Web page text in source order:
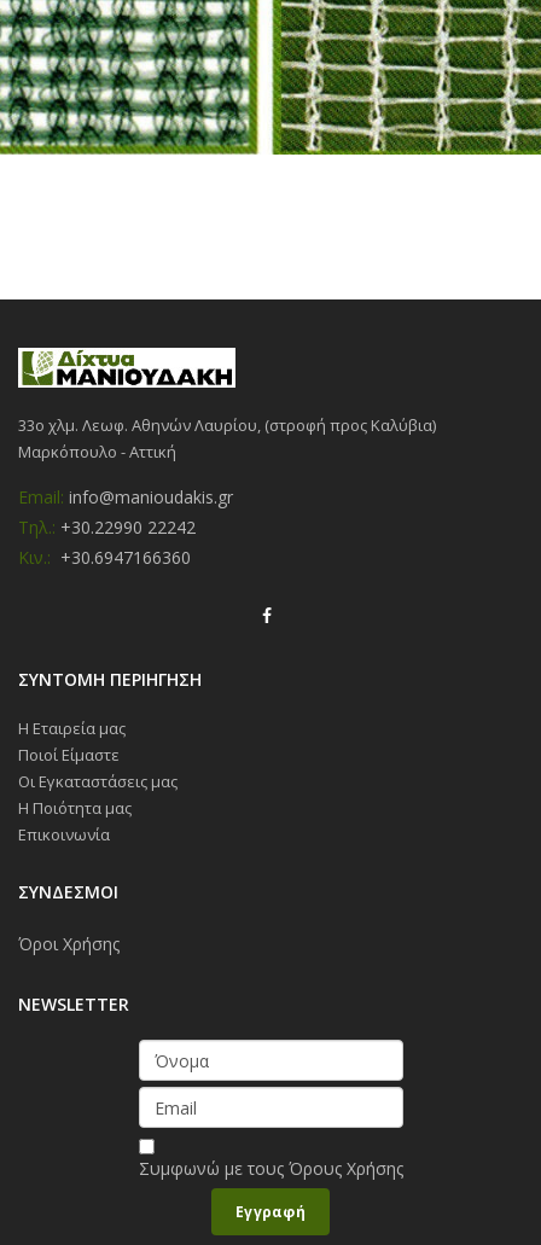
33ο χλμ. Λεωφ. Αθηνών Λαυρίου, (στροφή προς Καλύβια)
Μαρκόπουλο - Αττική
Email: info@manioudakis.gr
Τηλ.: +30.22990 22242
Κιν.: +30.6947166360
ΣΥΝΤΟΜΗ ΠΕΡΙΗΓΗΣΗ
Η Εταιρεία μας
Ποιοί Είμαστε
Οι Εγκαταστάσεις μας
Η Ποιότητα μας
Επικοινωνία
ΣΥΝΔΕΣΜΟΙ
Όροι Χρήσης
NEWSLETTER
Συμφωνώ με τους Όρους Χρήσης